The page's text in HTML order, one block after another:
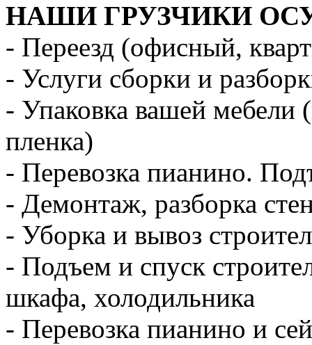
НАШИ ГРУЗЧИКИ
- Переезд (офисный,
- Услуги сборки и
- Упаковка вашей мебели
пленка)
- Перевозка пианино.
- Демонтаж, разборка
- Уборка и вывоз
- Подъем и спуск
шкафа, холодильника
- Перевозка пианино и